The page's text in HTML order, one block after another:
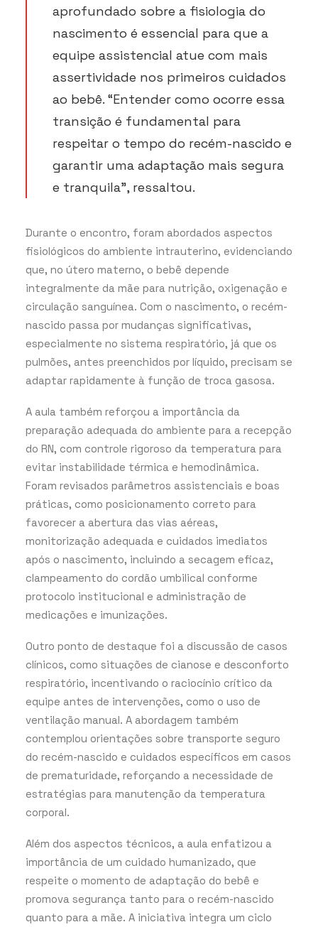
aprofundado sobre a fisiologia do
nascimento é essencial para que a
equipe assistencial atue com mais
assertividade nos primeiros cuidados
ao bebê. “Entender como ocorre essa
transição é fundamental para
respeitar o tempo do recém-nascido e
garantir uma adaptação mais segura
e tranquila”, ressaltou.
Durante o encontro, foram abordados aspectos
fisiológicos do ambiente intrauterino, evidenciando
que, no útero materno, o bebê depende
integralmente da mãe para nutrição, oxigenação e
circulação sanguínea. Com o nascimento, o recém-
nascido passa por mudanças significativas,
especialmente no sistema respiratório, já que os
pulmões, antes preenchidos por líquido, precisam se
adaptar rapidamente à função de troca gasosa.
A aula também reforçou a importância da
preparação adequada do ambiente para a recepção
do RN, com controle rigoroso da temperatura para
evitar instabilidade térmica e hemodinâmica.
Foram revisados parâmetros assistenciais e boas
práticas, como posicionamento correto para
favorecer a abertura das vias aéreas,
monitorização adequada e cuidados imediatos
após o nascimento, incluindo a secagem eficaz,
clampeamento do cordão umbilical conforme
protocolo institucional e administração de
medicações e imunizações.
Outro ponto de destaque foi a discussão de casos
clínicos, como situações de cianose e desconforto
respiratório, incentivando o raciocínio crítico da
equipe antes de intervenções, como o uso de
ventilação manual. A abordagem também
contemplou orientações sobre transporte seguro
do recém-nascido e cuidados específicos em casos
de prematuridade, reforçando a necessidade de
estratégias para manutenção da temperatura
corporal.
Além dos aspectos técnicos, a aula enfatizou a
importância de um cuidado humanizado, que
respeite o momento de adaptação do bebê e
promova segurança tanto para o recém-nascido
quanto para a mãe. A iniciativa integra um ciclo